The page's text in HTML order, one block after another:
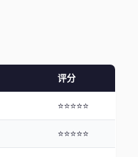
评分
⭐⭐⭐⭐⭐
⭐⭐⭐⭐⭐